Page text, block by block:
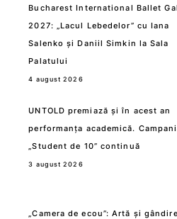
Bucharest International Ballet
2027: „Lacul Lebedelor” cu Iana
Salenko și Daniil Simkin la Sala
Palatului
4 august 2026
UNTOLD premiază și în acest an
performanța academică.
„Student de 10” continuă
3 august 2026
„Camera de ecou”: Artă și gândire